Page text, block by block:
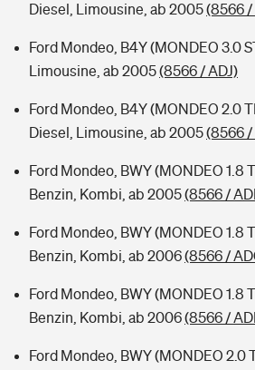
Diesel, Limousine, ab 2005(8566 /
Ford Mondeo, B4Y (MONDEO 3.0
Limousine, ab 2005(8566 / ADJ)
Ford Mondeo, B4Y (MONDEO 2.0
Diesel, Limousine, ab 2005(8566 /
Ford Mondeo, BWY (MONDEO 1.8
Benzin, Kombi, ab 2005(8566 /
Ford Mondeo, BWY (MONDEO 1.8
Benzin, Kombi, ab 2006(8566 /
Ford Mondeo, BWY (MONDEO 1.8
Benzin, Kombi, ab 2006(8566 /
Ford Mondeo, BWY (MONDEO 2.0